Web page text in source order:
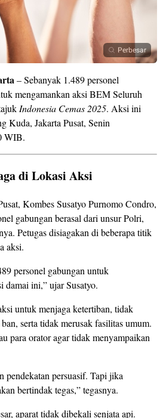
Perbesar
– Sebanyak 1.489 personel
mengamankan aksi BEM Seluruh
Indonesia Cemas 2025. Aksi ini
Kuda, Jakarta Pusat, Senin
WIB.
di Lokasi Aksi
Kombes Susatyo Purnomo Condro,
gabungan berasal dari unsur Polri,
Petugas disiagakan di beberapa titik
aksi.
personel gabungan untuk
damai ini,” ujar Susatyo.
untuk menjaga ketertiban, tidak
serta tidak merusak fasilitas umum.
para orator agar tidak menyampaikan
pendekatan persuasif. Tapi jika
bertindak tegas,” tegasnya.
aparat tidak dibekali senjata api.